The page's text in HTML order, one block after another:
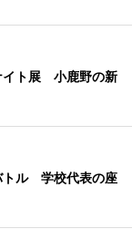
イト展 小鹿野の新
トル 学校代表の座